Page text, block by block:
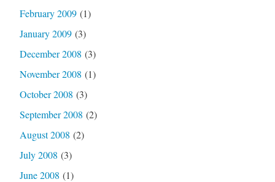
February 2009(1)
January 2009(3)
December 2008 (3)
November 2008 (1)
October 2008 (3)
September 2008 (2)
August 2008 (2)
July 2008 (3)
June 2008 (1)